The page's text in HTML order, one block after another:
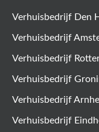
Verhuisbedrijf Den
Verhuisbedrijf
Verhuisbedrijf
Verhuisbedrijf
Verhuisbedrijf
Verhuisbedrijf